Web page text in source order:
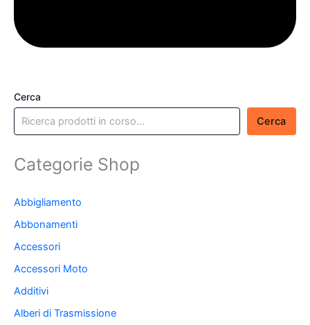
Cerca
Cerca
Categorie Shop
Abbigliamento
Abbonamenti
Accessori
Accessori Moto
Additivi
Alberi di Trasmissione